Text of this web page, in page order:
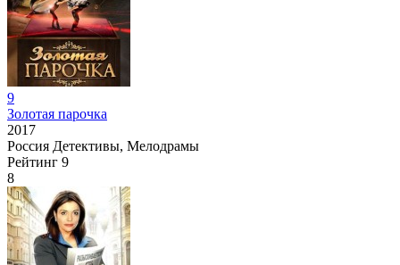
9
Золотая парочка
2017
Россия Детективы, Мелодрамы
Рейтинг 9
8